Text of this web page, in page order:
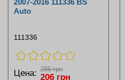
Auto
111336
Цена: 286 грн
206 грн